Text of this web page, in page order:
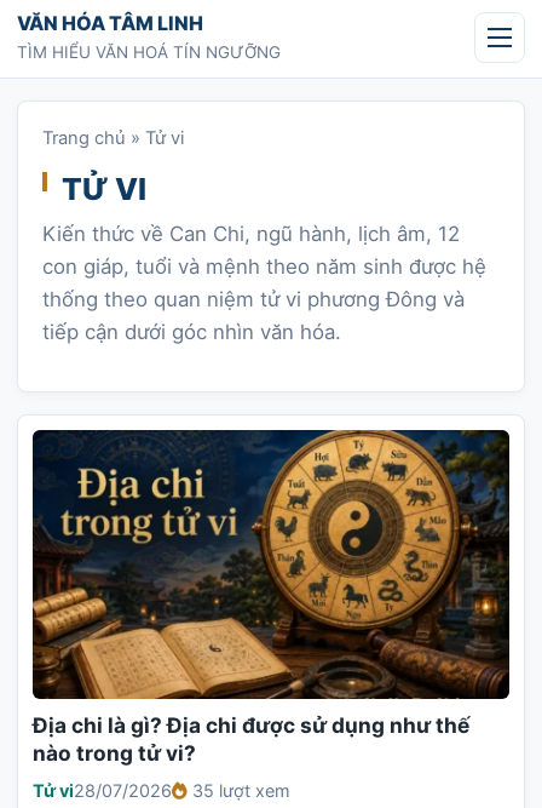
Chuyển tới nội dung
VĂN HÓA TÂM LINH
TÌM HIỂU VĂN HOÁ TÍN NGƯỠNG
Trang chủ » Tử vi
TỬ VI
Kiến thức về Can Chi, ngũ hành, lịch âm, 12
con giáp, tuổi và mệnh theo năm sinh được hệ
thống theo quan niệm tử vi phương Đông và
tiếp cận dưới góc nhìn văn hóa.
Địa chi là gì? Địa chi được sử dụng như thế
nào trong tử vi?
Tử vi28/07/2026 35 lượt xem